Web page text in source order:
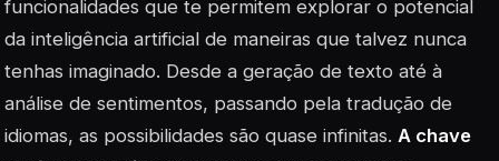
funcionalidades que te permitem explorar o potencial
da inteligência artificial de maneiras que talvez nunca
tenhas imaginado. Desde a geração de texto até à
análise de sentimentos, passando pela tradução de
idiomas, as possibilidades são quase infinitas. A chave